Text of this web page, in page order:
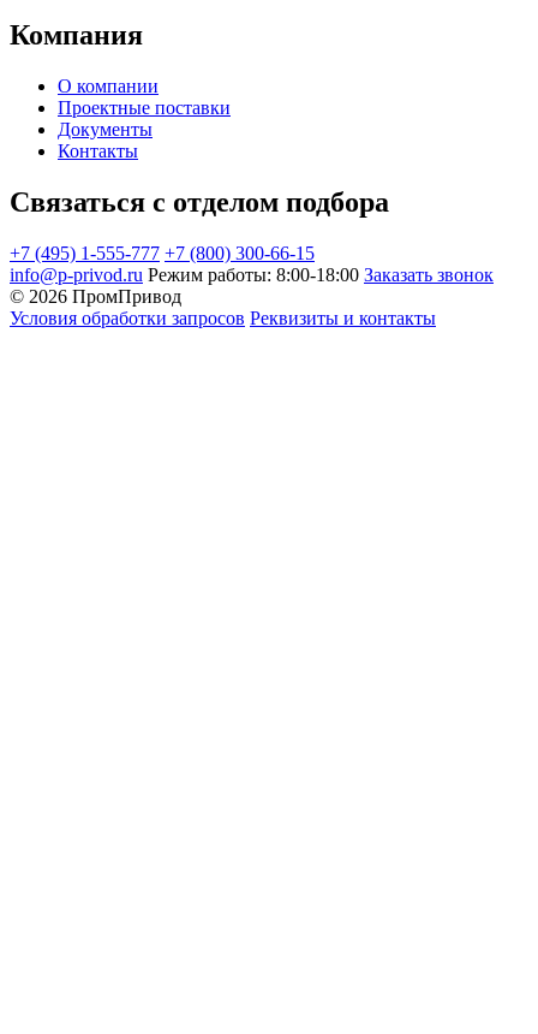
Компания
О компании
Проектные поставки
Документы
Контакты
Связаться с отделом подбора
+7 (495) 1-555-777 +7 (800) 300-66-15
info@p-privod.ru Режим работы: 8:00-18:00 Заказать звонок
© 2026 ПромПривод
Условия обработки запросов Реквизиты и контакты